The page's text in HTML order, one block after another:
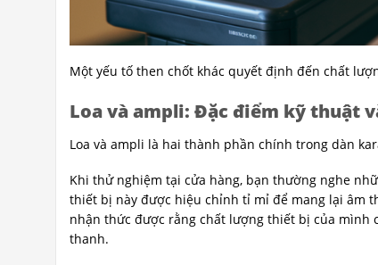
Một yếu tố then chốt khác quyết định đến chất
Loa và ampli: Đặc điểm kỹ thuật
Loa và ampli là hai thành phần chính trong dàn
Khi thử nghiệm tại cửa hàng, bạn thường nghe
thiết bị này được hiệu chỉnh tỉ mỉ để mang lại âm
nhận thức được rằng chất lượng thiết bị của mình
thanh.